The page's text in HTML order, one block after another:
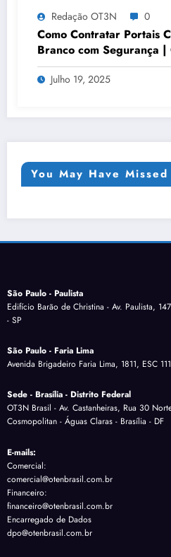
Redação OT3N 0
Como Contratar Portais
Branco com Segurança
Julho 19, 2025
You May Have Missed
São Paulo - Paulista
Edifício Barão de Christina - Av. Paulista,
- SP
São Paulo - Faria Lima
Avenida Brigadeiro Faria Lima, 1811, ESC
Sede - Brasília - Distrito Federal
OT3N Brasil - Av. Castanheiras, Rua 30
Cosmopolitan - Águas Claras - Brasília - DF
E-mails:
Comercial:
comercial@otenbrasil.com.br
Financeiro:
financeiro@otenbrasil.com.br
Encarregado de Dados
dpo@otenbrasil.com.br